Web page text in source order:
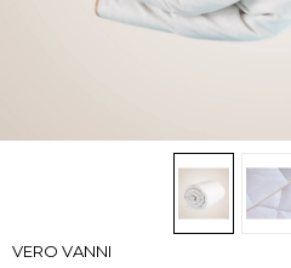
VERO VANNI